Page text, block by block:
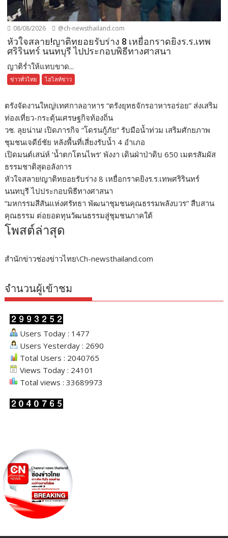
08/08/2026 @ch-newsthailand.com
หัวใจสลาย!ญาติทยอยรับร่าง 8 เหยื่อกราดยิงร.ร.เทพ
ศริรินทร์ นนทบุรี ไปประกอบพิธีทางศาสนา
ญาติร่ำให้แทบขาด...
ข่าวทั่วไทย ไฮไลท์ข่าว
ตรังจัดงานใหญ่!เทศกาลอาหาร “ตรังยุทธจักรอาหารอร่อย” ส่งเสริม
ท่องเที่ยว-กระตุ้นเศรษฐกิจท้องถิ่น
วช. ลุยน่าน! เปิดภารกิจ “โดรนกู้ภัย” รับมือน้ำท่วม เสริมศักยภาพ
ชุมชนเจดีย์ชัย หลังพื้นที่เสี่ยงรับน้ำ 4 อำเภอ
เปิดมนต์เสน่ห์ ‘น้ำตกโตนไพร’ พังงา เดินฝ่าป่าดิบ 650 เมตรสัมผัส
ธรรมชาติสุดอลังการ
หัวใจสลาย!ญาติทยอยรับร่าง 8 เหยื่อกราดยิงร.ร.เทพศริรินทร์
นนทบุรี ไปประกอบพิธีทางศาสนา
“มหกรรมสีสันแห่งศรัทธา พัฒนาชุมชนคุณธรรมพลังบวร” สืบสาน
คุณธรรม ต่อยอดทุนวัฒนธรรมสู่ชุมชนภาคใต้
โพสต์ล่าสุด
สำนักข่าวช่องข่าวไทย\Ch-newsthailand.com
จำนวนผู้เข้าชม
Users Today : 1477
Users Yesterday : 2690
Total Users : 2040765
Views Today : 24101
Total views : 33689973